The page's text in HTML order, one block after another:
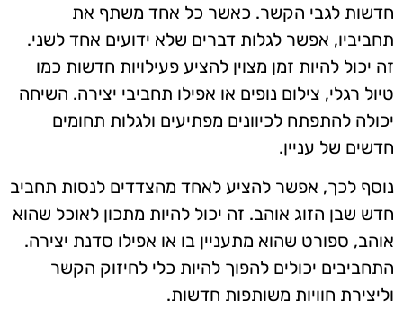
חדשות לגבי הקשר. כאשר כל אחד משתף את
תחביביו, אפשר לגלות דברים שלא ידועים אחד לשני.
זה יכול להיות זמן מצוין להציע פעילויות חדשות כמו
טיול רגלי, צילום נופים או אפילו תחביבי יצירה. השיחה
יכולה להתפתח לכיוונים מפתיעים ולגלות תחומים
חדשים של עניין.
נוסף לכך, אפשר להציע לאחד מהצדדים לנסות תחביב
חדש שבן הזוג אוהב. זה יכול להיות מתכון לאוכל שהוא
אוהב, ספורט שהוא מתעניין בו או אפילו סדנת יצירה.
התחביבים יכולים להפוך להיות כלי לחיזוק הקשר
וליצירת חוויות משותפות חדשות.